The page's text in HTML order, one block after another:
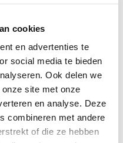
cookies
en advertenties te
social media te bieden
Ook delen we
site met onze
en analyse. Deze
combineren met andere
of die ze hebben
EV showroom
initiatief. De keuze voor
is voor veel
als je voor het
er veel dingen
je rijden? Kan de